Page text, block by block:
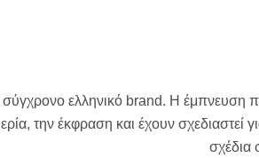
σύγχρονο ελληνικό brand. Η έμπνευση
την έκφραση και έχουν
σχέδια